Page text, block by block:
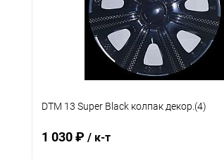
DTM 13 Super Black колпак декор.(4)
1 030 ₽ / к-т